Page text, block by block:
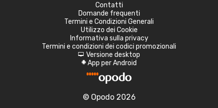
Contatti
Domande frequenti
Termini e Condizioni Generali
Utilizzo dei Cookie
Informativa sulla privacy
Termini e condizioni dei codici promozionali
d Versione desktop
A App per Android
© Opodo 2026